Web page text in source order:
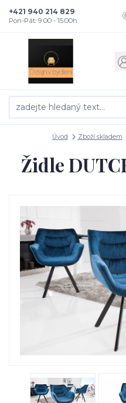
+421 940 214 829
Pon-Pát: 9:00 - 15:00h
Úvod Zboží skladem
Židle